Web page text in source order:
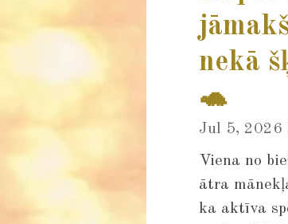
nekā
🐢
Jul 5, 2026
Viena no
ātra
ka aktīva